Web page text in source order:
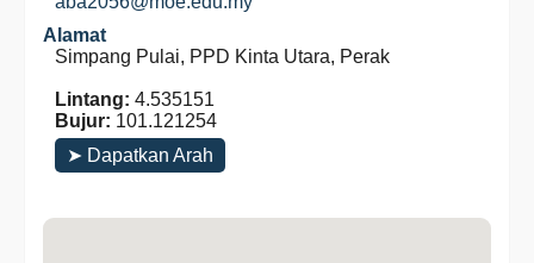
Alamat
Simpang Pulai, PPD Kinta Utara, Perak
Lintang: 4.535151
Bujur: 101.121254
➤ Dapatkan Arah